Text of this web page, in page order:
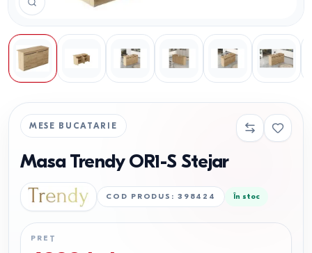
MESE BUCATARIE
Masa Trendy OR1-S Stejar
COD PRODUS :398424 În stoc
PREȚ